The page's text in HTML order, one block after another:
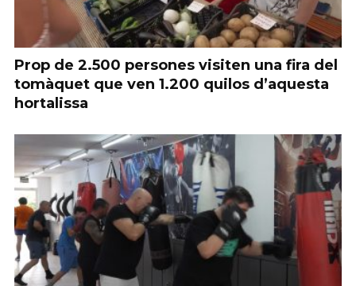
Prop de 2.500 persones visiten una fira del
tomàquet que ven 1.200 quilos d’aquesta
hortalissa